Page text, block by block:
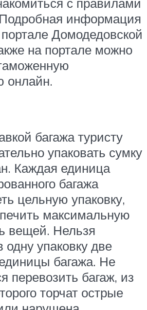
информация
Домодедовской
на портале можно
онлайн.
багажа туристу
упаковать сумку
Каждая единица
багажа
цельную упаковку,
максимальную
вещей. Нельзя
одну упаковку две
багажа. Не
перевозить багаж, из
торчат острые